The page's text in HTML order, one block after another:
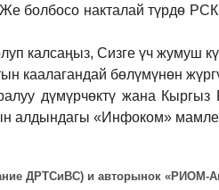
болбосо накталай түрдө
калсаңыз, Сизге үч жумуш
каалагандай бөлүмүнөн
дүмүрчөктү жана
алдындагы «Инфоком»
ДРТСиВС) и авторынок «РИОМ-